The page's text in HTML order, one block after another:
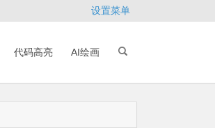
设置菜单
代码高亮 AI绘画